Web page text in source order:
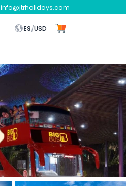
info@jtrholidays.com
ES/USD